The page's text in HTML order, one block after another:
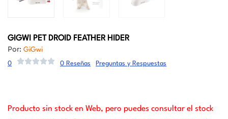
GIGWI PET DROID FEATHER HIDER
Por: GiGwi
0 0 Reseñas Preguntas y Respuestas
Producto sin stock en Web, pero puedes consultar el stock